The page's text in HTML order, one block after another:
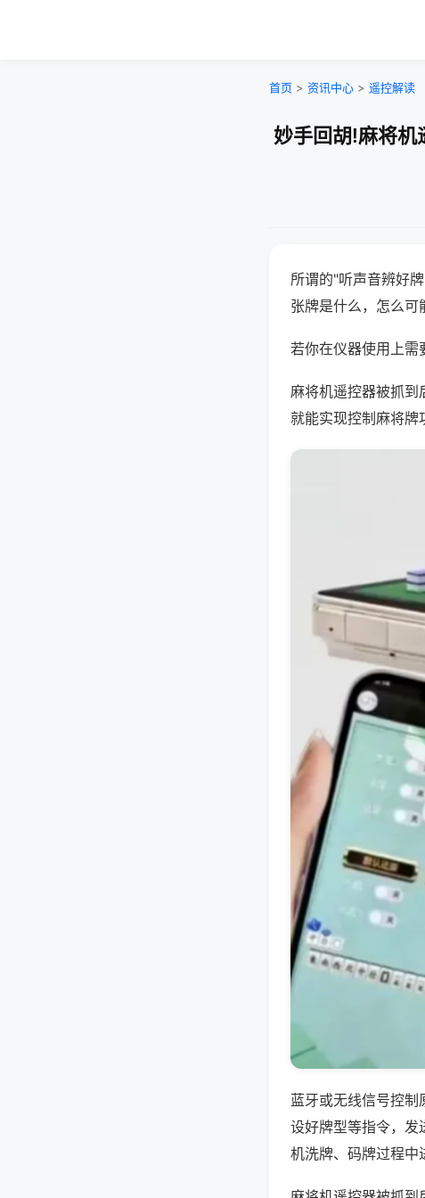
首页 > 资讯中心 > 遥控解读
妙手回胡!麻将机
所谓的"听声音辨好
张牌是什么，怎么可
若你在仪器使用上需
麻将机遥控器被抓到
就能实现控制麻将牌
蓝牙或无线信号控
设好牌型等指令，发
机洗牌、码牌过程中